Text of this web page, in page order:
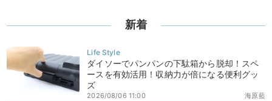
新着
ダイソーでパンパンの下駄箱から脱却！スペ
ースを有効活用！収納力が倍になる便利グッ
ズ
海原藍
2026/08/06 11:00